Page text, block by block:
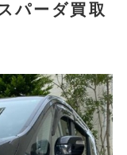
パーダ買取